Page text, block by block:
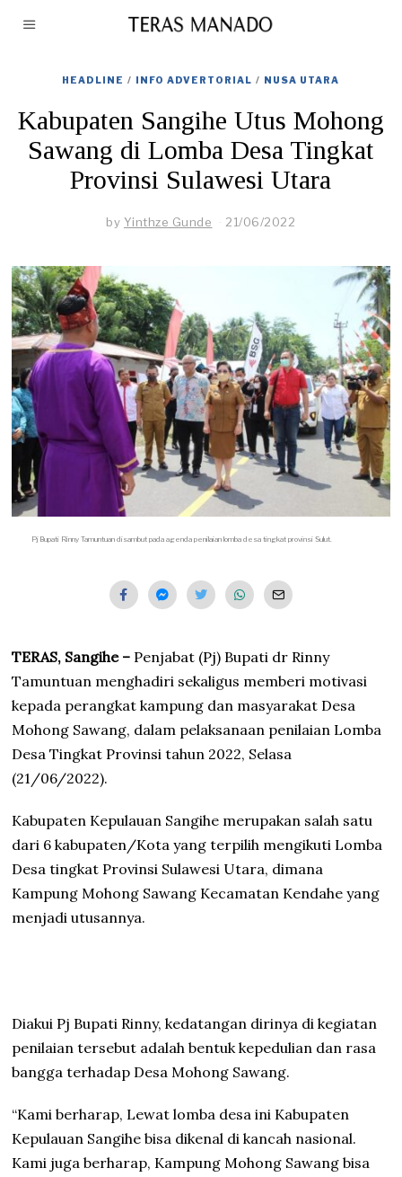
HEADLINE / INFO ADVERTORIAL / NUSA UTARA
Kabupaten Sangihe Utus Mohong
Sawang di Lomba Desa Tingkat
Provinsi Sulawesi Utara
by Yinthze Gunde 21/06/2022
0
2
2
Pj Bupati Rinny Tamuntuan disambut pada agenda penilaian lomba desa tingkat provinsi Sulut.
TERAS, Sangihe – Penjabat (Pj) Bupati dr Rinny
Tamuntuan menghadiri sekaligus memberi motivasi
kepada perangkat kampung dan masyarakat Desa
Mohong Sawang, dalam pelaksanaan penilaian Lomba
Desa Tingkat Provinsi tahun 2022, Selasa
(21/06/2022).
Kabupaten Kepulauan Sangihe merupakan salah satu
dari 6 kabupaten/Kota yang terpilih mengikuti Lomba
Desa tingkat Provinsi Sulawesi Utara, dimana
Kampung Mohong Sawang Kecamatan Kendahe yang
menjadi utusannya.
Diakui Pj Bupati Rinny, kedatangan dirinya di kegiatan
penilaian tersebut adalah bentuk kepedulian dan rasa
bangga terhadap Desa Mohong Sawang.
“Kami berharap, Lewat lomba desa ini Kabupaten
Kepulauan Sangihe bisa dikenal di kancah nasional.
Kami juga berharap, Kampung Mohong Sawang bisa